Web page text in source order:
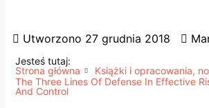
Utworzono 27 grudnia 2018
Jesteś tutaj:
Strona główna
Książki i opracowania,
The Three Lines Of Defense In Effective
And Control